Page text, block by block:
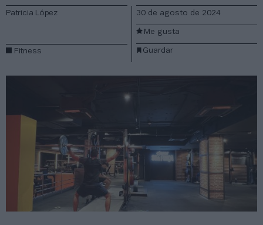
Patricia López
Fitness
30 de agosto de 2024
Guardar
Me gusta